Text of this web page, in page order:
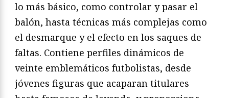
lo más básico, como controlar y pasar el
balón, hasta técnicas más complejas como
el desmarque y el efecto en los saques de
faltas. Contiene perfiles dinámicos de
veinte emblemáticos futbolistas, desde
jóvenes figuras que acaparan titulares